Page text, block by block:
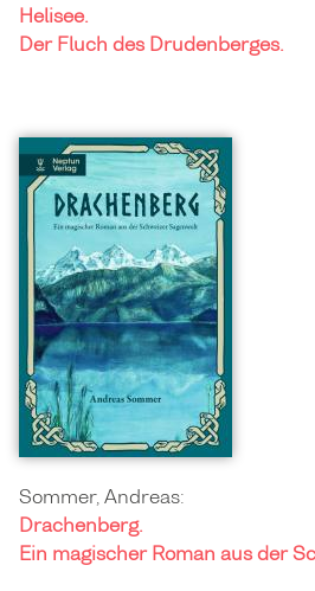
Helisee.
Der Fluch des Drudenberges.
Sommer, Andreas:
Drachenberg.
Ein magischer Roman aus der